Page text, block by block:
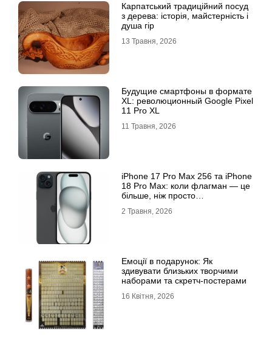
Карпатський традиційний посуд
з дерева: історія, майстерність і
душа гір
13 Травня, 2026
Будущие смартфоны в формате
XL: революционный Google Pixel
11 Pro XL
11 Травня, 2026
iРhone 17 Рro Мax 256 та iРhone
18 Рro Мax: коли флагман — це
більше, ніж просто
2 Травня, 2026
Емоції в подарунок: Як
здивувати близьких творчими
наборами та скретч-постерами
16 Квітня, 2026